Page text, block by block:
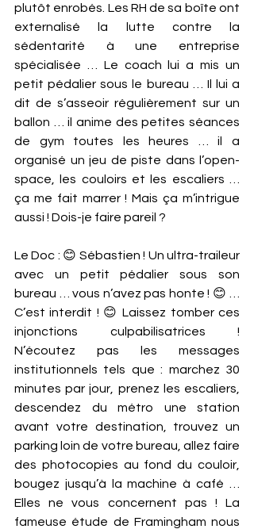
plutôt enrobés. Les RH de sa boîte ont
externalisé la lutte contre la
sédentarité à une entreprise
spécialisée … Le coach lui a mis un
petit pédalier sous le bureau … Il lui a
dit de s’asseoir régulièrement sur un
ballon … il anime des petites séances
de gym toutes les heures … il a
organisé un jeu de piste dans l’open-
space, les couloirs et les escaliers …
ça me fait marrer ! Mais ça m’intrigue
aussi ! Dois-je faire pareil ?
Le Doc : 😊 Sébastien ! Un ultra-traileur
avec un petit pédalier sous son
bureau … vous n’avez pas honte ! 😊 …
C’est interdit ! 😊 Laissez tomber ces
injonctions culpabilisatrices !
N’écoutez pas les messages
institutionnels tels que : marchez 30
minutes par jour, prenez les escaliers,
descendez du métro une station
avant votre destination, trouvez un
parking loin de votre bureau, allez faire
des photocopies au fond du couloir,
bougez jusqu’à la machine à café …
Elles ne vous concernent pas ! La
fameuse étude de Framingham nous